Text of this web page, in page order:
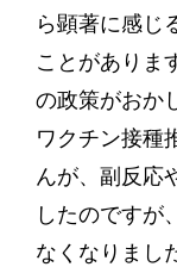
ら顕著に感じ
ことがありま
の政策がおか
ワクチン接種
んが、副反
したのですが
なくなりまし